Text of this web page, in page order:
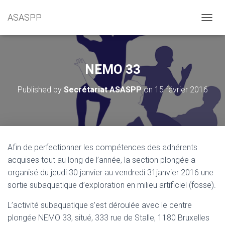
ASASPP
NEMO 33
Published by Secrétariat ASASPPon 15 février 2016
Afin de perfectionner les compétences des adhérents
acquises tout au long de l’année, la section plongée a
organisé du jeudi 30 janvier au vendredi 31janvier 2016 une
sortie subaquatique d’exploration en milieu artificiel (fosse).
L’activité subaquatique s’est déroulée avec le centre
plongée NEMO 33, situé, 333 rue de Stalle, 1180 Bruxelles